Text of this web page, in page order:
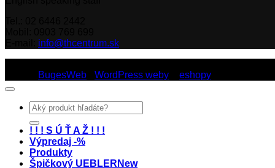
info@thcentrum.sk
BugesWeb WordPress weby eshopy
Hľadať:
! ! ! S Ú Ť A Ž ! ! !
Výpredaj -%
Produkty
Špičkový UEBLER